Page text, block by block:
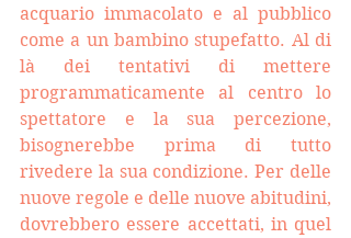
acquario immacolato e al pubblico
come a un bambino stupefatto. Al di
là dei tentativi di mettere
programmaticamente al centro lo
spettatore e la sua percezione,
bisognerebbe prima di tutto
rivedere la sua condizione. Per delle
nuove regole e delle nuove abitudini,
dovrebbero essere accettati, in quel